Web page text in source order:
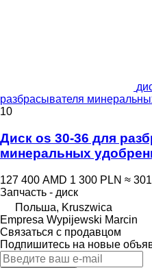
разбрасывателя
10
Диск os 30-36 для
минеральных
127 400 AMD 1 300 PLN ≈
Запчасть - диск
Польша, Kruszwica
Empresa Wypijewski Marcin
Связаться с продавцом
Подпишитесь на новые